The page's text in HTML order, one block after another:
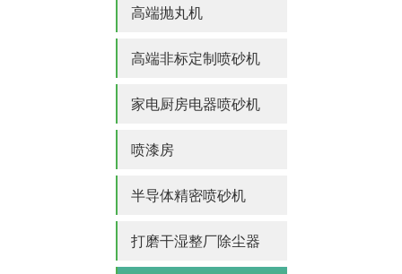
高端抛丸机
高端非标定制喷砂机
家电厨房电器喷砂机
喷漆房
半导体精密喷砂机
打磨干湿整厂除尘器